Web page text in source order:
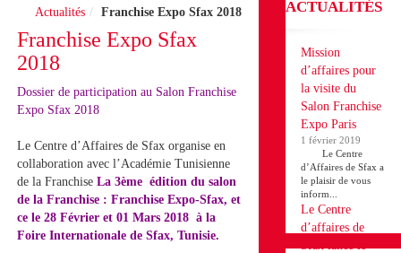
Actualités Franchise Expo Sfax 2018
Franchise Expo Sfax
2018
Dossier de participation au Salon Franchise
Expo Sfax 2018
Le Centre d’Affaires de Sfax organise en
collaboration avec l’Académie Tunisienne
de la Franchise La 3ème édition du salon
de la Franchise : Franchise Expo-Sfax, et
ce le 28 Février et 01 Mars 2018 à la
Foire Internationale de Sfax, Tunisie.
ACTUALITÉS
Mission
d’affaires pour
la visite du
Salon Franchise
Expo Paris
1 février 2019
Le Centre
d’Affaires de Sfax a
le plaisir de vous
inform...
Le Centre
d’affaires de
Sfax lance le